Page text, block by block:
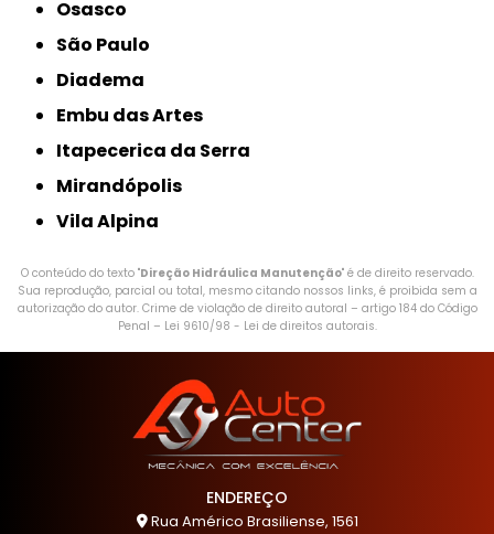
Osasco
São Paulo
Diadema
Embu das Artes
Itapecerica da Serra
Mirandópolis
Vila Alpina
O conteúdo do texto "Direção Hidráulica Manutenção" é de direito reservado.
Sua reprodução, parcial ou total, mesmo citando nossos links, é proibida sem a
autorização do autor. Crime de violação de direito autoral – artigo 184 do Código
Penal – Lei 9610/98 - Lei de direitos autorais.
ENDEREÇO
Rua Américo Brasiliense, 1561